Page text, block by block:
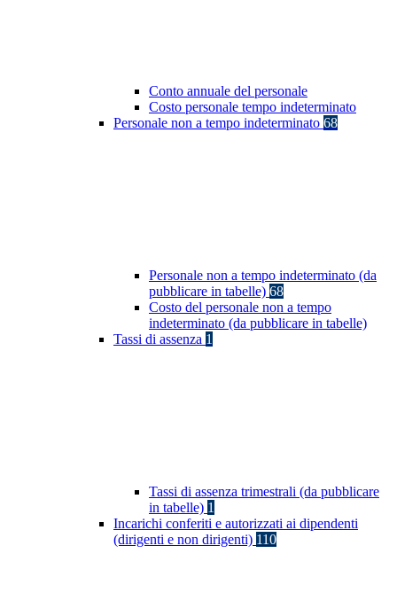
Conto annuale del personale
Costo personale tempo indeterminato
Personale non a tempo indeterminato 68
Personale non a tempo indeterminato (da
pubblicare in tabelle) 68
Costo del personale non a tempo
indeterminato (da pubblicare in tabelle)
Tassi di assenza 1
Tassi di assenza trimestrali (da pubblicare
in tabelle) 1
Incarichi conferiti e autorizzati ai dipendenti
(dirigenti e non dirigenti) 110